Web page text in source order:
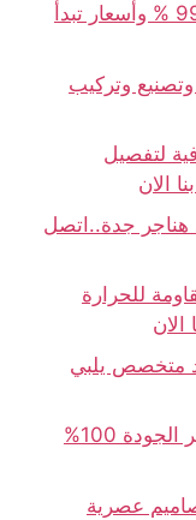
مظلات وسواتر مكة..جودة مضمونة 99 % وأسعار تبدأ
تصميم وتصنيع وتركيب
لتفصيل
الان
جدة..اتصل
للحرارة
متخصص يلبي
حداد درابزين حديد..تنفيذ بأعلى معايير الجودة 100%
عصرية